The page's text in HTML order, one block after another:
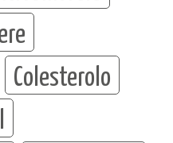
Colesterolo